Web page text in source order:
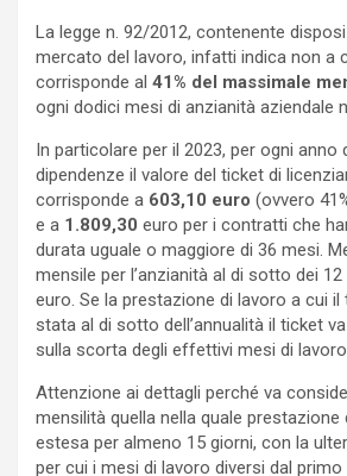
La legge n. 92/2012, contenente
mercato del lavoro, infatti indica non a
corrisponde al 41% del massimale
ogni dodici mesi di anzianità aziendale
In particolare per il 2023, per ogni anno
dipendenze il valore del ticket di
corrisponde a 603,10 euro (ovvero
e a 1.809,30 euro per i contratti che
durata uguale o maggiore di 36 mesi.
mensile per l’anzianità al di sotto dei
euro. Se la prestazione di lavoro a cui
stata al di sotto dell’annualità il ticket
sulla scorta degli effettivi mesi di lavoro.
Attenzione ai dettagli perché va
mensilità quella nella quale prestazione
estesa per almeno 15 giorni, con la
per cui i mesi di lavoro diversi dal primo